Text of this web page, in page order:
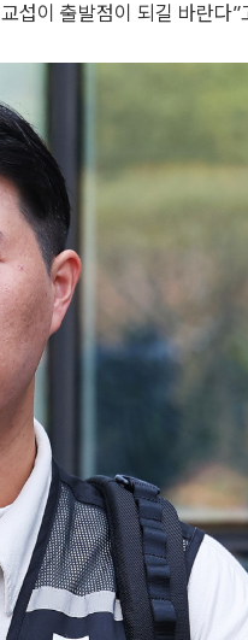
섭이 출발점이 되길 바란다”